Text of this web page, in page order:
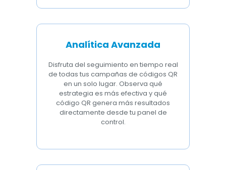
Analítica Avanzada
Disfruta del seguimiento en tiempo real
de todas tus campañas de códigos QR
en un solo lugar. Observa qué
estrategia es más efectiva y qué
código QR genera más resultados
directamente desde tu panel de
control.